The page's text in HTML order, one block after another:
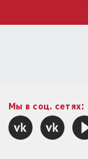
Мы в соц. сетях: